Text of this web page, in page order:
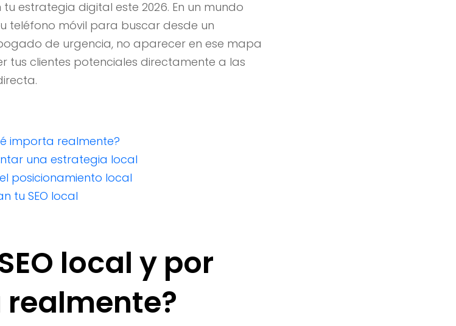
estrategia digital este 2026. En un mundo
teléfono móvil para buscar desde un
de urgencia, no aparecer en ese mapa
tus clientes potenciales directamente a las
importa realmente?
una estrategia local
posicionamiento local
tu SEO local
local y por